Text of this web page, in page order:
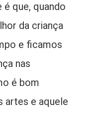
que, quando
da criança
e ficamos
nas
é bom
artes e aquele